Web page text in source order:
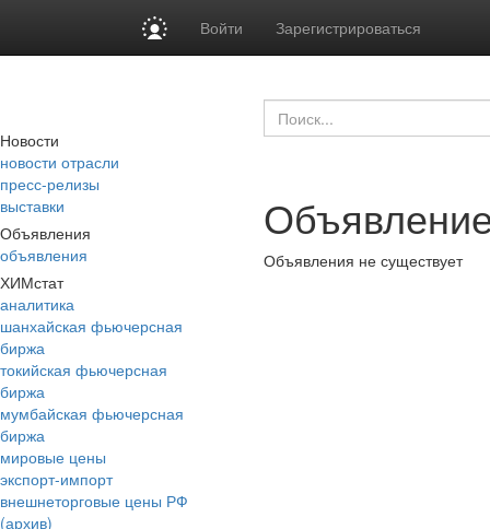
Войти Зарегистрироваться
Новости
новости отрасли
пресс-релизы
выставки
Объявления
объявления
ХИМстат
аналитика
шанхайская фьючерсная
биржа
токийская фьючерсная
биржа
мумбайская фьючерсная
биржа
мировые цены
экспорт-импорт
внешнеторговые цены РФ
(архив)
Объявления не существует